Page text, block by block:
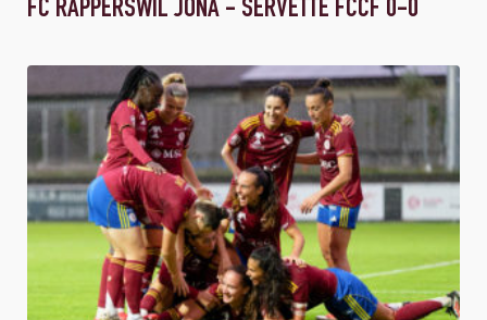
FC RAPPERSWIL JONA - SERVETTE FCCF 0-0